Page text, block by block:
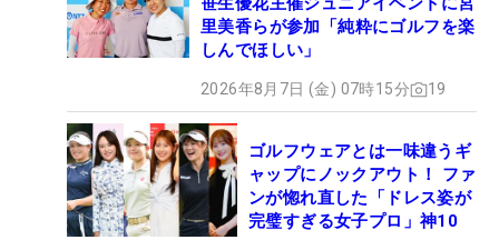
里美香らが参加「純粋にゴルフを楽
しんでほしい」
2026年8月7日 (金) 07時15分 19
ゴルフウェアとは一味違うギ
ャップにノックアウト！ ファ
ンが惚れ直した「ドレス姿が
完璧すぎる女子プロ」神10